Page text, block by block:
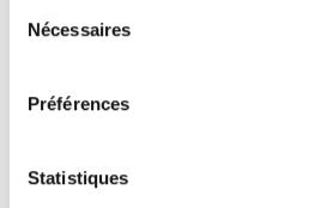
Nécessaires
Préférences
Statistiques